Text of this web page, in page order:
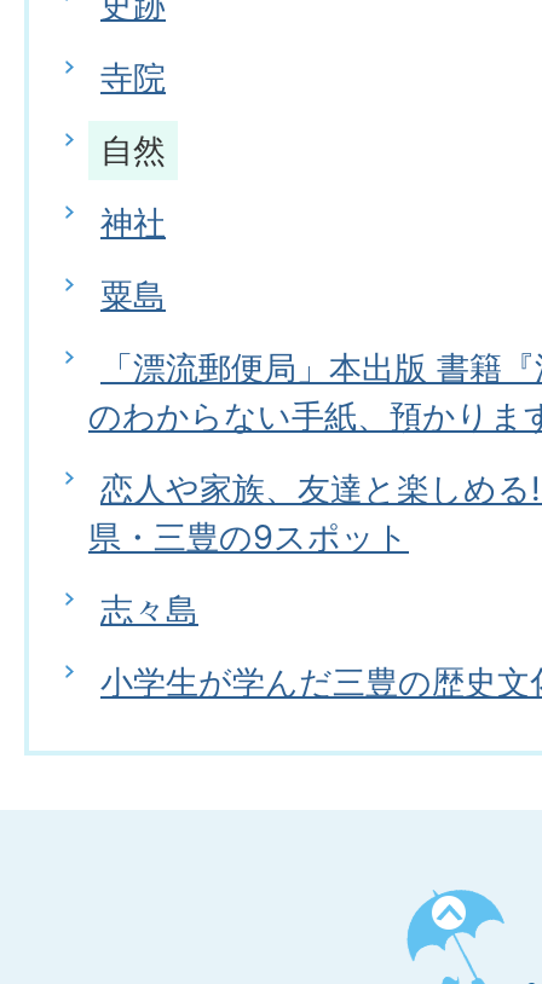
寺院
自然
神社
粟島
「漂流郵便局」本出版 書籍
のわからない手紙、預かりま
恋人や家族、友達と楽しめ
県・三豊の9スポット
志々島
小学生が学んだ三豊の歴史文
ペ
ー